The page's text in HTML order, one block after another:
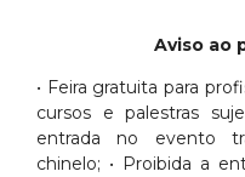
Aviso ao
• Feira gratuita para
cursos e palestras
entrada no evento
chinelo; • Proibida a